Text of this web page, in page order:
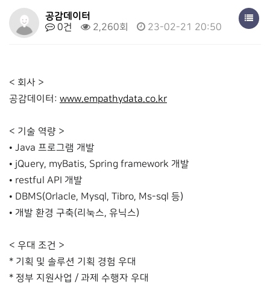
공감데이터
0건
2,260회 23-02-21 20:50
< 회사 >
공감데이터: www.empathydata.co.kr
< 기술 역량 >
• Java 프로그램 개발
• jQuery, myBatis, Spring framework 개발
• restful API 개발
• DBMS(Orlacle, Mysql, Tibro, Ms-sql 등)
• 개발 환경 구축(리눅스, 유닉스)
< 우대 조건 >
* 기획 및 솔루션 기획 경험 우대
* 정부 지원사업 / 과제 수행자 우대